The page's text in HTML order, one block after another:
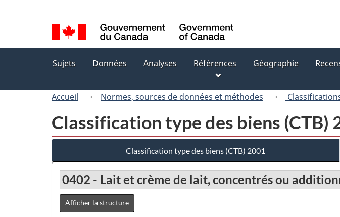
de
la
langue
Canada
des
Sujets Données Analyses Références Géographie
Accueil Normes, sources de données et méthodes
Classification type des biens (CTB)
Classification type des biens (CTB) 2001
0402 - Lait et crème de lait, concentrés ou
Afficher la structure